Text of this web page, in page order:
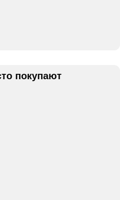
покупают